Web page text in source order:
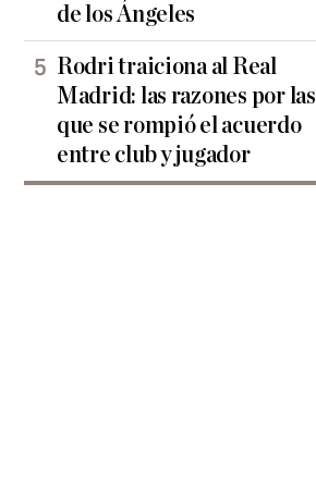
de los Ángeles
Rodri traiciona al Real
Madrid: las razones por las
que se rompió el acuerdo
entre club y jugador